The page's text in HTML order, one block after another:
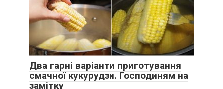
Два гарні варіанти приготування
смачної кукурудзи. Господиням на
замітку